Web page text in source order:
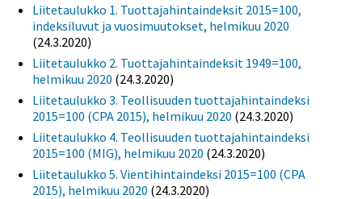
Liitetaulukko 1. Tuottajahintaindeksit 2015=100,
indeksiluvut ja vuosimuutokset, helmikuu 2020
(24.3.2020)
Liitetaulukko 2. Tuottajahintaindeksit 1949=100,
helmikuu 2020 (24.3.2020)
Liitetaulukko 3. Teollisuuden tuottajahintaindeksi
2015=100 (CPA 2015), helmikuu 2020 (24.3.2020)
Liitetaulukko 4. Teollisuuden tuottajahintaindeksi
2015=100 (MIG), helmikuu 2020 (24.3.2020)
Liitetaulukko 5. Vientihintaindeksi 2015=100 (CPA
2015), helmikuu 2020 (24.3.2020)